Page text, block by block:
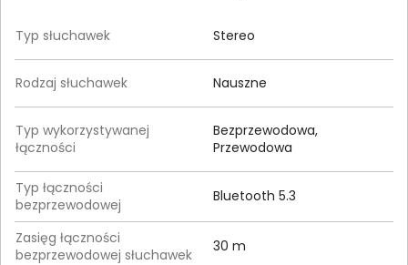
Typ słuchawek Stereo
Rodzaj słuchawek Nauszne
Typ wykorzystywanej
łączności
Bezprzewodowa,
Przewodowa
Typ łączności
bezprzewodowej
Bluetooth 5.3
Zasięg łączności
bezprzewodowej słuchawek
30 m